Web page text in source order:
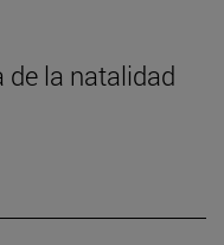
de la natalidad